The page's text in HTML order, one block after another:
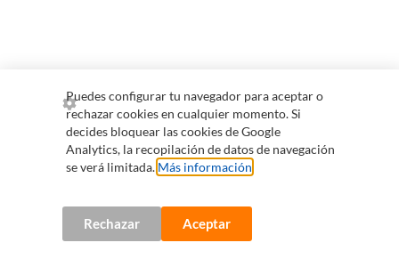
Puedes configurar tu navegador para aceptar o
rechazar cookies en cualquier momento. Si
decides bloquear las cookies de Google
Analytics, la recopilación de datos de navegación
se verá limitada. Más información
Rechazar Aceptar